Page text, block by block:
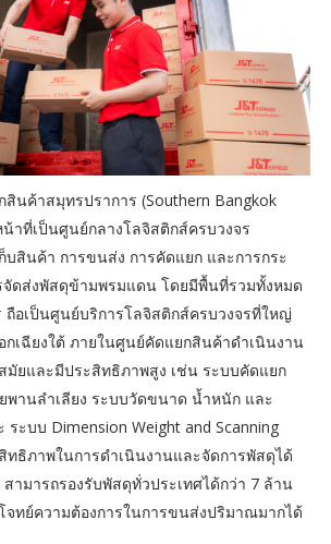
นค้าสมุทรปราการ (Southern Bangkok
าที่เป็นศูนย์กลางโลจิสติกส์ครบวงจร
บสินค้า การขนส่ง การคัดแยก และการกระ
จัดส่งพัสดุข้ามพรมแดน โดยมีพื้นที่รวมทั้งหมด
ถือเป็นศูนย์บริการโลจิสติกส์ครบวงจรที่ใหญ่
กเฉียงใต้ ภายในศูนย์คัดแยกสินค้าดำเนินงาน
มัยและมีประสิทธิภาพสูง เช่น ระบบคัดแยก
านลำเลียง ระบบวัดขนาด น้ำหนัก และ
ระบบ Dimension Weight and Scanning
ทธิภาพในการดำเนินงานและจัดการพัสดุได้
สามารถรองรับพัสดุทั่วประเทศได้กว่า 7 ล้าน
จทย์ความต้องการในการขนส่งปริมาณมากได้